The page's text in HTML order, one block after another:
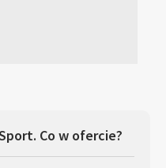
Co w ofercie?